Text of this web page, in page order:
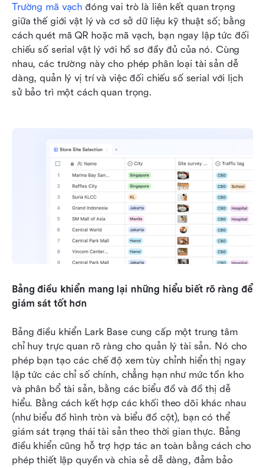
Trường mã vạch đóng vai trò là liên kết quan trọng
giữa thế giới vật lý và cơ sở dữ liệu kỹ thuật số; bằng
cách quét mã QR hoặc mã vạch, bạn ngay lập tức đối
chiếu số serial vật lý với hồ sơ đầy đủ của nó. Cùng
nhau, các trường này cho phép phân loại tài sản dễ
dàng, quản lý vị trí và việc đối chiếu số serial với lịch
sử bảo trì một cách quan trọng.
Bảng điều khiển mang lại những hiểu biết rõ ràng để
giám sát tốt hơn
Bảng điều khiển Lark Base cung cấp một trung tâm
chỉ huy trực quan rõ ràng cho quản lý tài sản. Nó cho
phép bạn tạo các chế độ xem tùy chỉnh hiển thị ngay
lập tức các chỉ số chính, chẳng hạn như mức tồn kho
và phân bổ tài sản, bằng các biểu đồ và đồ thị dễ
hiểu. Bằng cách kết hợp các khối theo dõi khác nhau
(như biểu đồ hình tròn và biểu đồ cột), bạn có thể
giám sát trạng thái tài sản theo thời gian thực. Bảng
điều khiển cũng hỗ trợ hợp tác an toàn bằng cách cho
phép thiết lập quyền và chia sẻ dễ dàng, đảm bảo